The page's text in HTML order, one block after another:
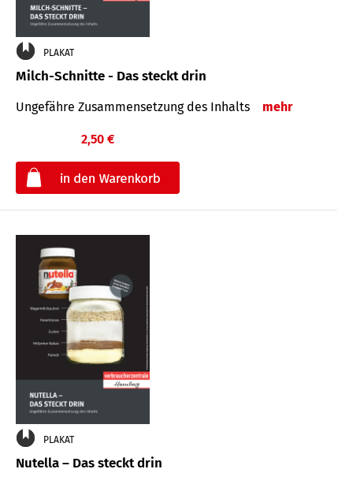
PLAKAT
Milch-Schnitte - Das steckt drin
Ungefähre Zu­sammen­setzung des Inhalts mehr
2,50 €
PLAKAT
Nutella – Das steckt drin